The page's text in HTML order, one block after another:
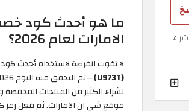
ما هو أحدث كود
الامارات لعام 2026؟
لا تفوت الفرصة لاستخدام أحدث كود
(U973T)
لشراء الكثير من المنتجات
موقع شي ان الامارات. ثم فعل